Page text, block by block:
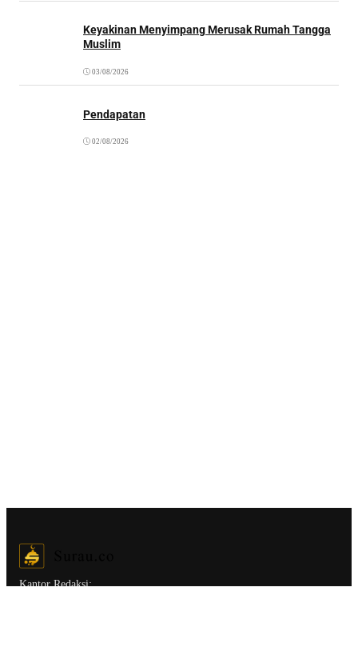
Keyakinan Menyimpang Merusak Rumah Tangga
Muslim
03/08/2026
Pendapatan
02/08/2026
Kantor Redaksi: